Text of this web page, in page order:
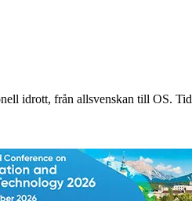
idrott, från allsvenskan till OS.